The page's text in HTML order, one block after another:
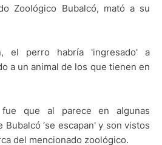
Zoológico Bubalcó, mató a su
el perro habría 'ingresado' a
a un animal de los que tienen en
que al parece en algunas
Bubalcó ‘se escapan' y son vistos
del mencionado zoológico.